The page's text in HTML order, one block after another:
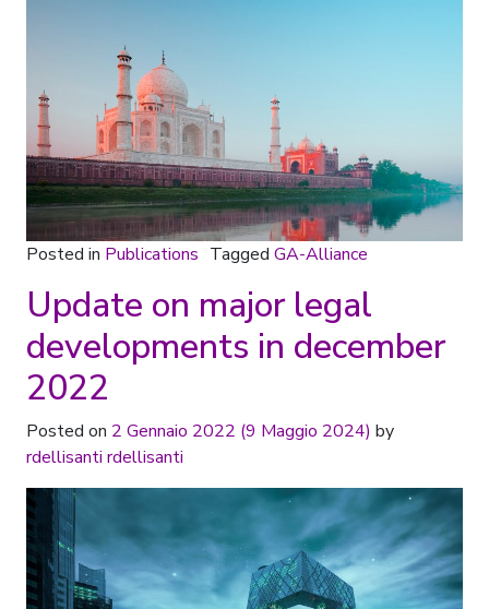
Posted in Publications Tagged GA-Alliance
Update on major legal
developments in december
2022
Posted on 2 Gennaio 2022 (9 Maggio 2024) by
rdellisanti rdellisanti